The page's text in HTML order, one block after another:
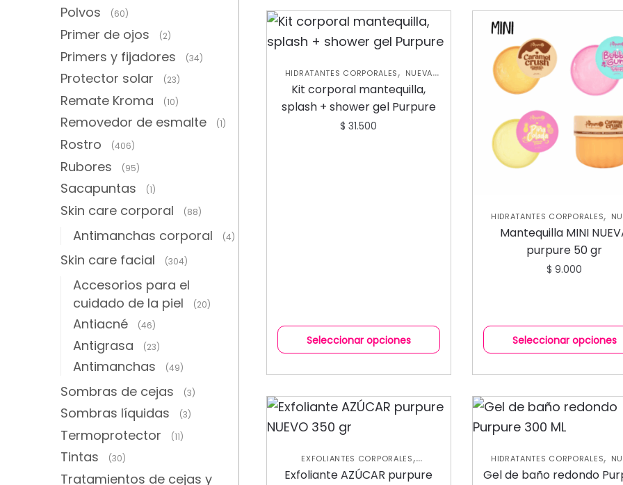
HIDRATANTES CORPORALES, NUEVA
COLECCIÓN,SKIN CARE CORPORAL
Kit corporal mantequilla,
splash + shower gel Purpure
$ 31.500
Seleccionar opciones
HIDRATANTES CORPORALES,
COLECCIÓN,SKIN CARE
Mantequilla MINI
purpure 50 gr
$ 9.000
Seleccionar opciones
EXFOLIANTES CORPORALES,
HIDRATANTES CORPORALES,NUEVA
Exfoliante AZÚCAR purpure
HIDRATANTES CORPORALES,
COLECCIÓN,SKIN CARE
Gel de baño redondo
Polvos (60)
Primer de ojos (2)
Primers y fijadores (34)
Protector solar (23)
Remate Kroma (10)
Removedor de esmalte (1)
Rostro (406)
Rubores (95)
Sacapuntas (1)
Skin care corporal (88)
Antimanchas corporal (4)
Skin care facial (304)
Accesorios para el
cuidado de la piel
(20)
Antiacné (46)
Antigrasa (23)
Antimanchas (49)
Sombras de cejas (3)
Sombras líquidas (3)
Termoprotector (11)
Tintas (30)
Tratamientos de cejas y